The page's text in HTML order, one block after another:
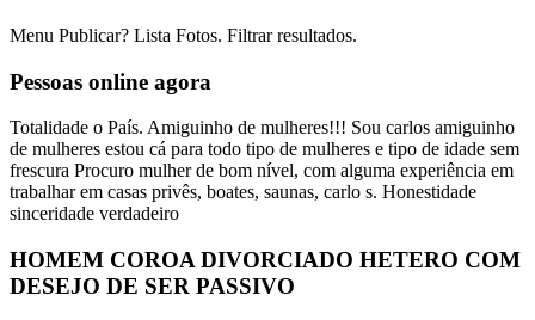
Menu Publicar? Lista Fotos. Filtrar resultados.
Pessoas online agora
Totalidade o País. Amiguinho de mulheres!!! Sou carlos amiguinho
de mulheres estou cá para todo tipo de mulheres e tipo de idade sem
frescura Procuro mulher de bom nível, com alguma experiência em
trabalhar em casas privês, boates, saunas, carlo s. Honestidade
sinceridade verdadeiro
HOMEM COROA DIVORCIADO HETERO COM
DESEJO DE SER PASSIVO